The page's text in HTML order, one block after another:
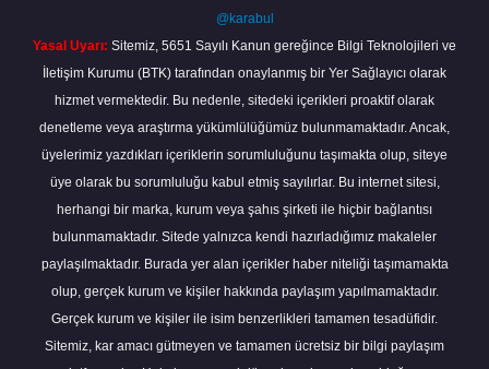
@karabul
Yasal Uyarı: Sitemiz, 5651 Sayılı Kanun gereğince Bilgi Teknolojileri ve
İletişim Kurumu (BTK) tarafından onaylanmış bir Yer Sağlayıcı olarak
hizmet vermektedir. Bu nedenle, sitedeki içerikleri proaktif olarak
denetleme veya araştırma yükümlülüğümüz bulunmamaktadır. Ancak,
üyelerimiz yazdıkları içeriklerin sorumluluğunu taşımakta olup, siteye
üye olarak bu sorumluluğu kabul etmiş sayılırlar. Bu internet sitesi,
herhangi bir marka, kurum veya şahıs şirketi ile hiçbir bağlantısı
bulunmamaktadır. Sitede yalnızca kendi hazırladığımız makaleler
paylaşılmaktadır. Burada yer alan içerikler haber niteliği taşımamakta
olup, gerçek kurum ve kişiler hakkında paylaşım yapılmamaktadır.
Gerçek kurum ve kişiler ile isim benzerlikleri tamamen tesadüfidir.
Sitemiz, kar amacı gütmeyen ve tamamen ücretsiz bir bilgi paylaşım